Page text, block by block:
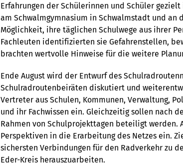
Erfahrungen der Schülerinnen und Schüler
am Schwalmgymnasium in Schwalmstadt und
Möglichkeit, ihre täglichen Schulwege aus ihrer
Fachleuten identifizierten sie Gefahrenstellen,
brachten wertvolle Hinweise für die weitere
Ende August wird der Entwurf des
Schulradroutenbeiräten diskutiert und
Vertreter aus Schulen, Kommunen, Verwaltung,
und ihr Fachwissen ein. Gleichzeitig sollen nach
Rahmen von Schulprojekttagen beteiligt werden.
Perspektiven in die Erarbeitung des Netzes ein.
sichersten Verbindungen für den Radverkehr zu
Eder-Kreis herauszuarbeiten.